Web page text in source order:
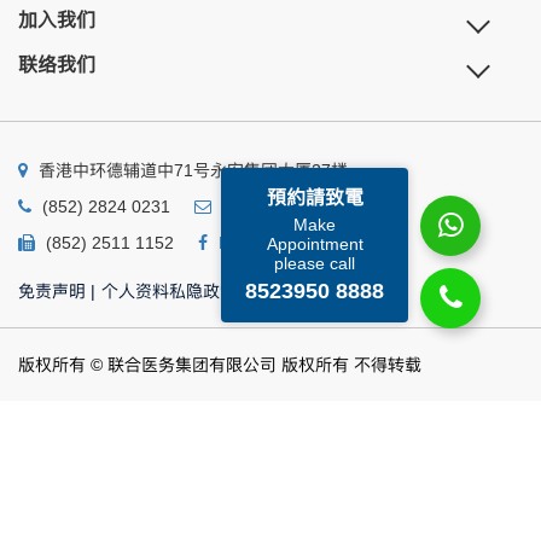
預約請致電
Make
Appointment
please call
8523950 8888
加入我们
联络我们
香港中环德辅道中71号永安集团大厦27楼
(852) 2824 0231
business@ump.com.hk
(852) 2511 1152
Facebook Linkedin
免责声明 | 个人资料私隐政策 | 个人资料收集声明
版权所有 © 联合医务集团有限公司 版权所有 不得转载